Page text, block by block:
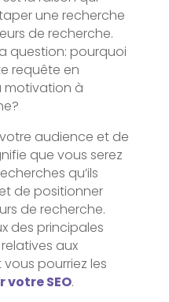
une recherche
de recherche.
question: pourquoi
requête en
motivation à
audience et de
que vous serez
qu’ils
de positionner
de recherche.
des principales
aux
pourriez les
votre SEO.